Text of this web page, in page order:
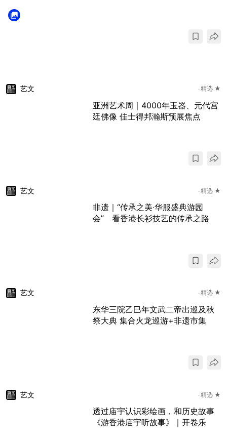
艺文 精选 ★
亚洲艺术周｜4000年玉器、元代宫
廷佛像 佳士得邦瀚斯预展焦点
艺文 精选 ★
非遗｜“传承之美‧华服盛典游园
会” 看香港长衫技艺的传承之路
艺文 精选 ★
东华三院乙巳年文武二帝出巡及秋
祭大典 集合火龙巡游+非遗市集
艺文 精选 ★
透过庙宇认识彩绘画，和历史故事
《游香港庙宇听故事》｜开卷乐